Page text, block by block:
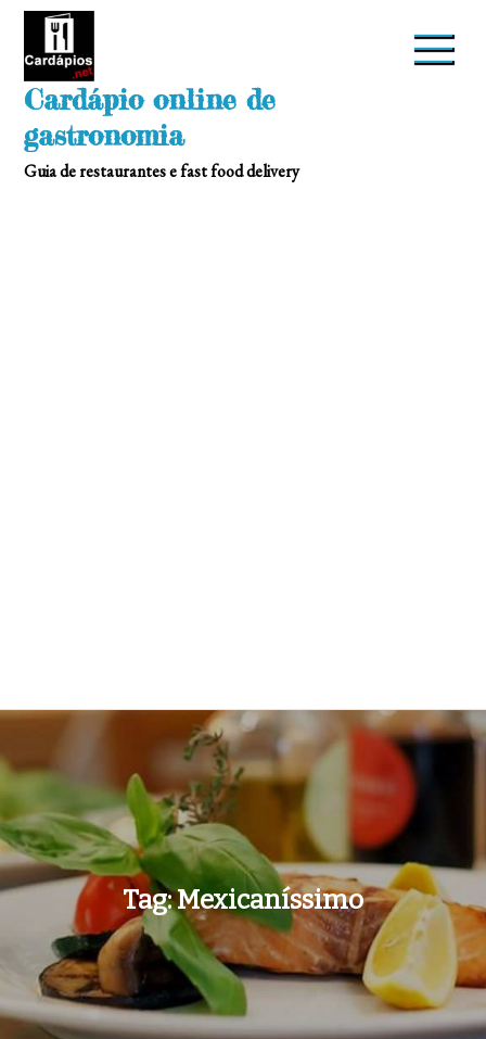
Skip
Cardápio online de
gastronomia
Guia de restaurantes e fast food delivery
Tag:Mexicaníssimo